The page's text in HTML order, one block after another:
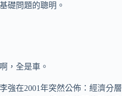
礎問題的聰明。
，全是車。
在2001年突然公佈：經濟分層